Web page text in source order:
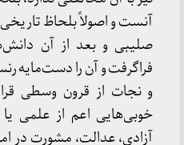
آنست و اصولاً بلحاظ
صلیبی و بعد از آن
فراگرفت و آن را دست‌مایه
و نجات از قرون وسطی
خوبی‌هایی اعم از علمی
آزادی، عدالت، مشورت در